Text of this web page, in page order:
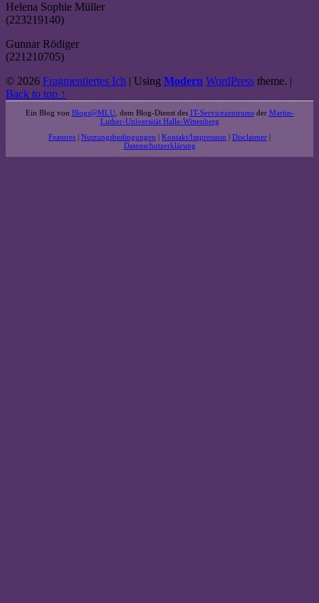
Helena Sophie Müller
(223219140)
Gunnar Rödiger
(221210705)
© 2026 Fragmentiertes Ich | Using Modern WordPress theme. |
Back to top ↑
Ein Blog von Blogs@MLU, dem Blog-Dienst des IT-Servicezentrumsder Martin-
Luther-Universität Halle-Wittenberg
Features
Nutzungsbedingungen Kontakt/Impressum Disclaimer
Datenschutzerklärung